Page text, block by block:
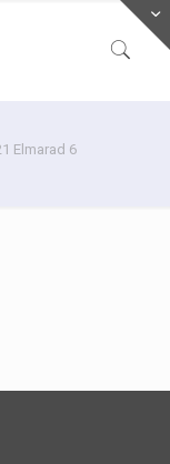
Elmarad 6